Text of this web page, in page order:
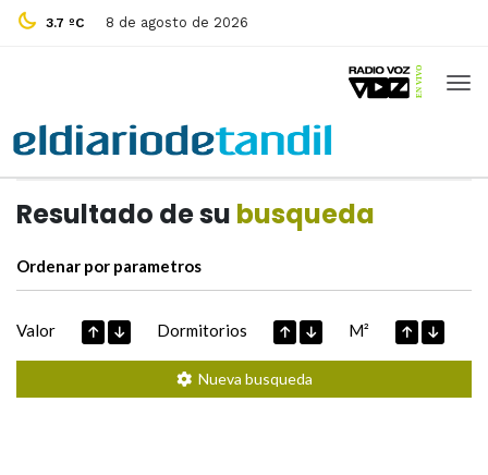
3.7 ºC 8 de agosto de 2026
Resultado de su busqueda
Ordenar por parametros
Valor Dormitorios M²
Nueva busqueda